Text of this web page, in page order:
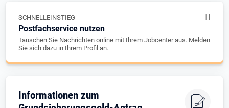
SCHNELLEINSTIEG
Postfachservice nutzen
Tauschen Sie Nachrichten online mit Ihrem Jobcenter aus. Melden
Sie sich dazu in Ihrem Profil an.
Informationen zum